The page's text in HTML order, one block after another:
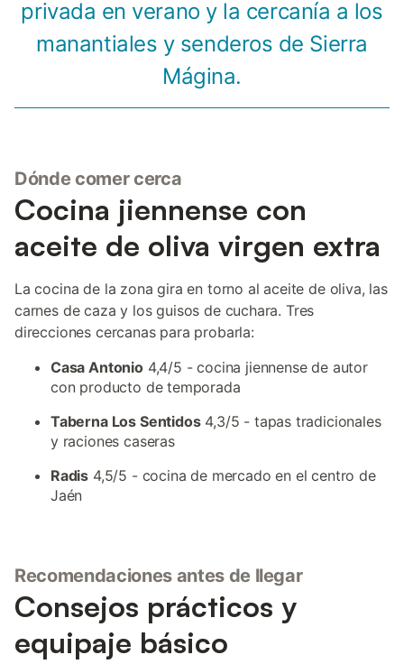
privada en verano y la cercanía a los
manantiales y senderos de Sierra
Mágina.
Dónde comer cerca
Cocina jiennense con
aceite de oliva virgen extra
La cocina de la zona gira en torno al aceite de oliva, las
carnes de caza y los guisos de cuchara. Tres
direcciones cercanas para probarla:
Casa Antonio4,4/5 - cocina jiennense de autor
con producto de temporada
Taberna Los Sentidos4,3/5 - tapas tradicionales
y raciones caseras
Radis 4,5/5 - cocina de mercado en el centro de
Jaén
Recomendaciones antes de llegar
Consejos prácticos y
equipaje básico